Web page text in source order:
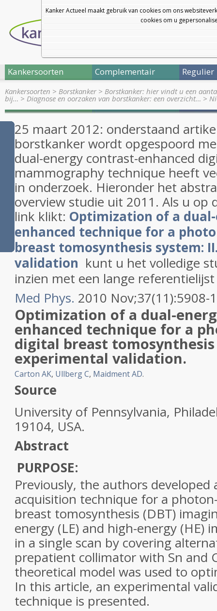
Kanker Actueel maakt gebruik van cookies om ons
cookies om u
Kankersoorten Complementair Regulier
Kankersoorten > Borstkanker> Borstkanker: hier vindt u een
bij… > Diagnose en oorzaken van borstkanker: een overzicht… >
25 maart 2012: onderstaand
borstkanker wordt opgespoord
dual-energy contrast-enhanced
mammography technique heeft
in onderzoek. Hieronder het
overview studie uit 2011. Als u op
link klikt: Optimization of a
enhanced technique for a
breast tomosynthesis system:
validation kunt u het volledige
inzien met een lange referentielijst
Med Phys. 2010 Nov;37(11):5908-
Optimization of a dual-
enhanced technique for a
digital breast
experimental validation.
Carton AK, Ullberg C, Maidment AD.
Source
University of Pennsylvania,
19104, USA.
Abstract
PURPOSE:
Previously, the authors developed
acquisition technique for a
breast tomosynthesis (DBT)
energy (LE) and high-energy (HE)
in a single scan by covering
prepatient collimator with Sn and
theoretical model was used to
In this article, an experimental
technique is presented.